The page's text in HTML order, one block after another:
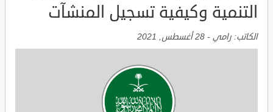
التنمية وكيفية تسجيل المنشآت
الكاتب: رامي - 28 أغسطس, 2021